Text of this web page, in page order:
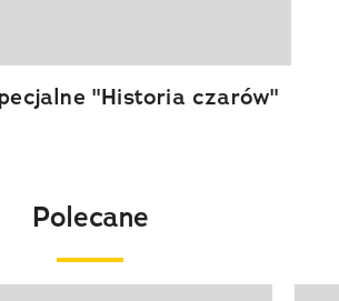
"Historia czarów"
Polecane